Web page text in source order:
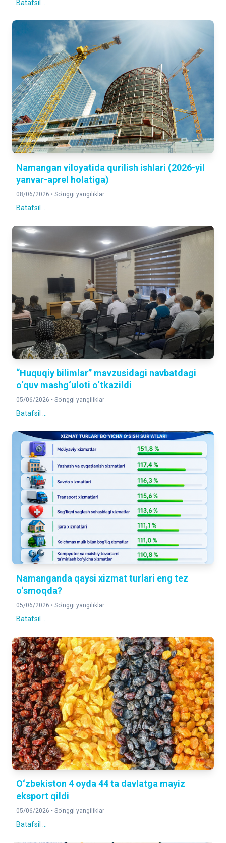
Batafsil ...
Namangan viloyatida qurilish ishlari (2026-yil
yanvar-aprel holatiga)
08/06/2026 • So'nggi yangiliklar
Batafsil ...
“Huquqiy bilimlar” mavzusidagi navbatdagi
o‘quv mashg‘uloti o‘tkazildi
05/06/2026 • So'nggi yangiliklar
Batafsil ...
Namanganda qaysi xizmat turlari eng tez
o‘smoqda?
05/06/2026 • So'nggi yangiliklar
Batafsil ...
O‘zbekiston 4 oyda 44 ta davlatga mayiz
eksport qildi
05/06/2026 • So'nggi yangiliklar
Batafsil ...